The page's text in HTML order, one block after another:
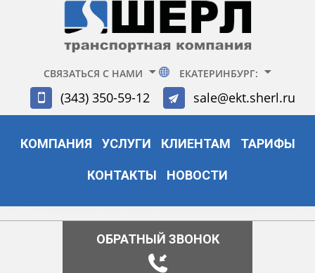
СВЯЗАТЬСЯ С НАМИ ЕКАТЕРИНБУРГ:
(343) 350-59-12 sale@ekt.sherl.ru
КОМПАНИЯ УСЛУГИ КЛИЕНТАМ ТАРИФЫ
КОНТАКТЫ НОВОСТИ
ОБРАТНЫЙ ЗВОНОК